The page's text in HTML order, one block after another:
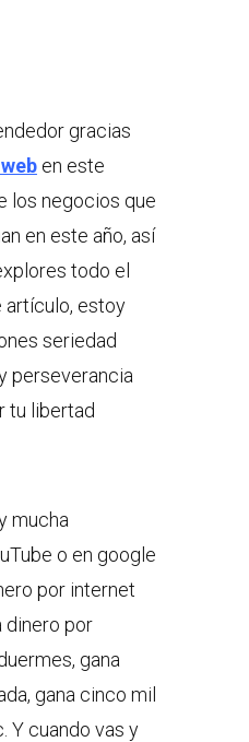
gracias
en este
los negocios que
en este año, así
todo el
artículo, estoy
seriedad
perseverancia
tu libertad
mucha
o en google
por internet
dinero por
gana
gana cinco mil
Y cuando vas y